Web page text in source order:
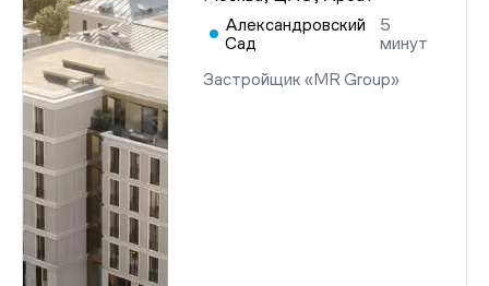
Александровский
Сад
5
минут
Застройщик «MR Group»